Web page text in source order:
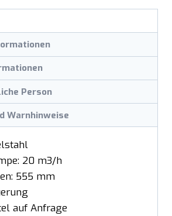
Person
Warnhinweise
20 m3/h
555 mm
auf Anfrage